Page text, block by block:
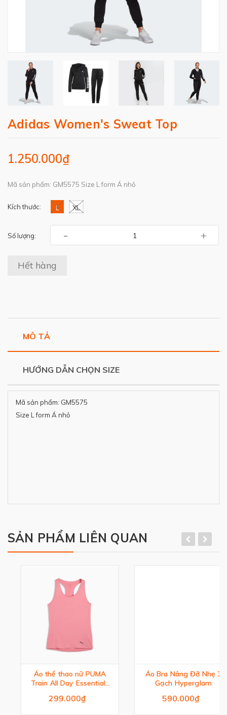
Adidas Women's Sweat Top
1.250.000₫
Mã sản phẩm: GM5575 Size L form Á nhỏ
Kích thước: L XL
Số lượng: - +
Hết hàng
MÔ TẢ
HƯỚNG DẪN CHỌN SIZE
Mã sản phẩm: GM5575
Size L form Á nhỏ
SẢN PHẨM LIÊN QUAN
Áo thể thao nữ PUMA
Train All Day Essentials
Athletic Tank Top
299.000₫
Áo Bra Nâng Đỡ Nhẹ 3
Gạch Hyperglam
590.000₫